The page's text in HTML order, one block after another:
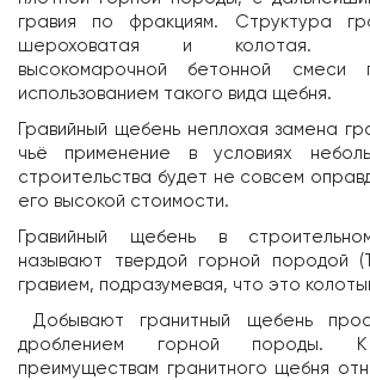
гравия по фракциям. Структура
шероховатая и колотая.
высокомарочной бетонной смеси
использованием такого вида щебня.
Гравийный щебень неплохая замена
чьё применение в условиях
строительства будет не совсем
его высокой стоимости.
Гравийный щебень в
называют твердой горной породой
гравием, подразумевая, что это
Добывают гранитный щебень
дроблением горной породы. К
преимуществам гранитного щебня